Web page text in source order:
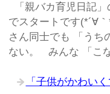
「親バカ育児日記
でスタートです(*´∀
さん同士でも 「うち
ない。 みんな 「こ
「子供がかわい